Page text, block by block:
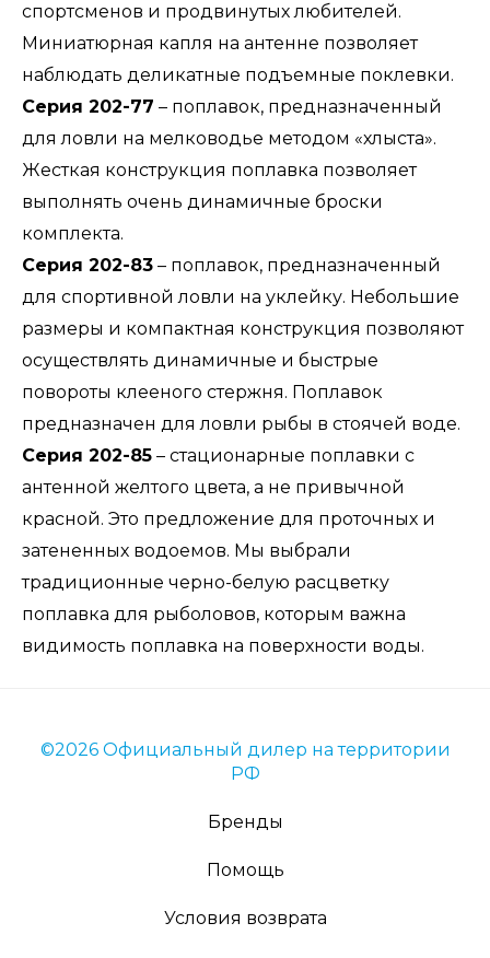
спортсменов и продвинутых любителей.
Миниатюрная капля на антенне позволяет
наблюдать деликатные подъемные поклевки.
Серия 202-77 – поплавок, предназначенный
для ловли на мелководье методом «хлыста».
Жесткая конструкция поплавка позволяет
выполнять очень динамичные броски
комплекта.
Серия 202-83 – поплавок, предназначенный
для спортивной ловли на уклейку. Небольшие
размеры и компактная конструкция позволяют
осуществлять динамичные и быстрые
повороты клееного стержня. Поплавок
предназначен для ловли рыбы в стоячей воде.
Серия 202-85 – стационарные поплавки с
антенной желтого цвета, а не привычной
красной. Это предложение для проточных и
затененных водоемов. Мы выбрали
традиционные черно-белую расцветку
поплавка для рыболовов, которым важна
видимость поплавка на поверхности воды.
©2026 Официальный дилер на территории
РФ
Бренды
Помощь
Условия возврата